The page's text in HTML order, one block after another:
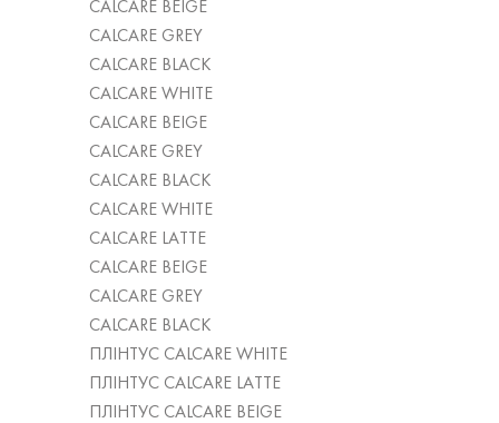
CALCARE BEIGE
CALCARE GREY
CALCARE BLACK
CALCARE WHITE
CALCARE BEIGE
CALCARE GREY
CALCARE BLACK
CALCARE WHITE
CALCARE LATTE
CALCARE BEIGE
CALCARE GREY
CALCARE BLACK
ПЛІНТУС CALCARE WHITE
ПЛІНТУС CALCARE LATTE
ПЛІНТУС CALCARE BEIGE